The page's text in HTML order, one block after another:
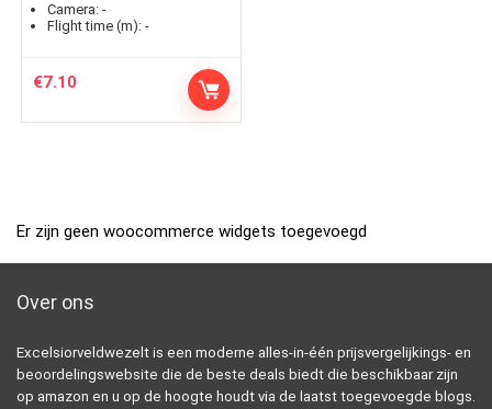
Camera: -
Flight time (m): -
€7.10
Er zijn geen woocommerce widgets toegevoegd
Over ons
Excelsiorveldwezelt is een moderne alles-in-één prijsvergelijkings- en
beoordelingswebsite die de beste deals biedt die beschikbaar zijn
op amazon en u op de hoogte houdt via de laatst toegevoegde blogs.